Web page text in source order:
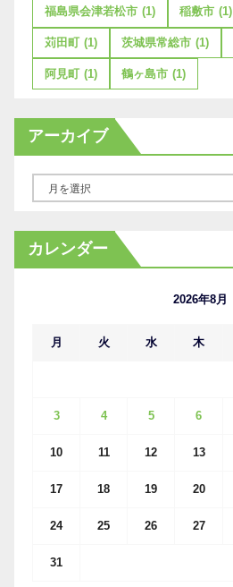
福島県会津若松市 (1) 稲敷市 (1)
苅田町 (1) 茨城県常総市 (1)
阿見町 (1) 鶴ヶ島市 (1)
アーカイブ
カ
イ
カレンダー
2026年8月
月 火 水 木
3 4 5 6
10 11 12 13
17 18 19 20
24 25 26 27
31